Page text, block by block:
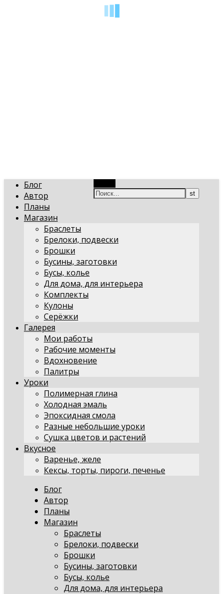
Блог
Автор
Планы
Магазин
Браслеты
Брелоки, подвески
Брошки
Бусины, заготовки
Бусы, колье
Для дома, для интерьера
Комплекты
Кулоны
Серёжки
Галерея
Мои работы
Рабочие моменты
Вдохновение
Палитры
Уроки
Полимерная глина
Холодная эмаль
Эпоксидная смола
Разные небольшие уроки
Сушка цветов и растений
Вкусное
Варенье, желе
Кексы, торты, пироги, печенье
Блог
Автор
Планы
Магазин
Браслеты
Брелоки, подвески
Брошки
Бусины, заготовки
Бусы, колье
Для дома, для интерьера